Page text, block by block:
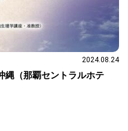
2024.08.24
縄（那覇セントラルホテ